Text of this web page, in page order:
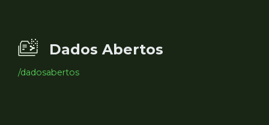
Dados Abertos
/dadosabertos